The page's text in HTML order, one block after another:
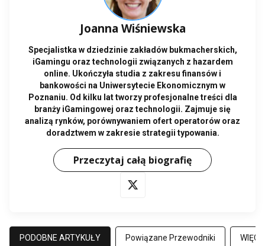
Joanna Wiśniewska
Specjalistka w dziedzinie zakładów bukmacherskich,
iGamingu oraz technologii związanych z hazardem
online. Ukończyła studia z zakresu finansów i
bankowości na Uniwersytecie Ekonomicznym w
Poznaniu. Od kilku lat tworzy profesjonalne treści dla
branży iGamingowej oraz technologii. Zajmuje się
analizą rynków, porównywaniem ofert operatorów oraz
doradztwem w zakresie strategii typowania.
Przeczytaj całą biografię
PODOBNE ARTYKUŁY Powiązane Przewodniki